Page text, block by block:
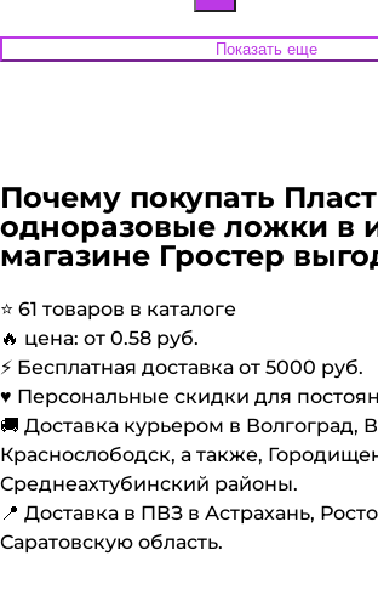
Показать еще
Почему покупать
одноразовые ложки в
магазине Гростер
⭐️ 61 товаров в каталоге
🔥 цена: от 0.58 руб.
⚡️ Бесплатная доставка от 5000 руб.
♥️ Персональные скидки для
🚚 Доставка курьером в Волгоград,
Краснослободск, а также,
Среднеахтубинский районы.
📍 Доставка в ПВЗ в Астрахань,
Саратовскую область.